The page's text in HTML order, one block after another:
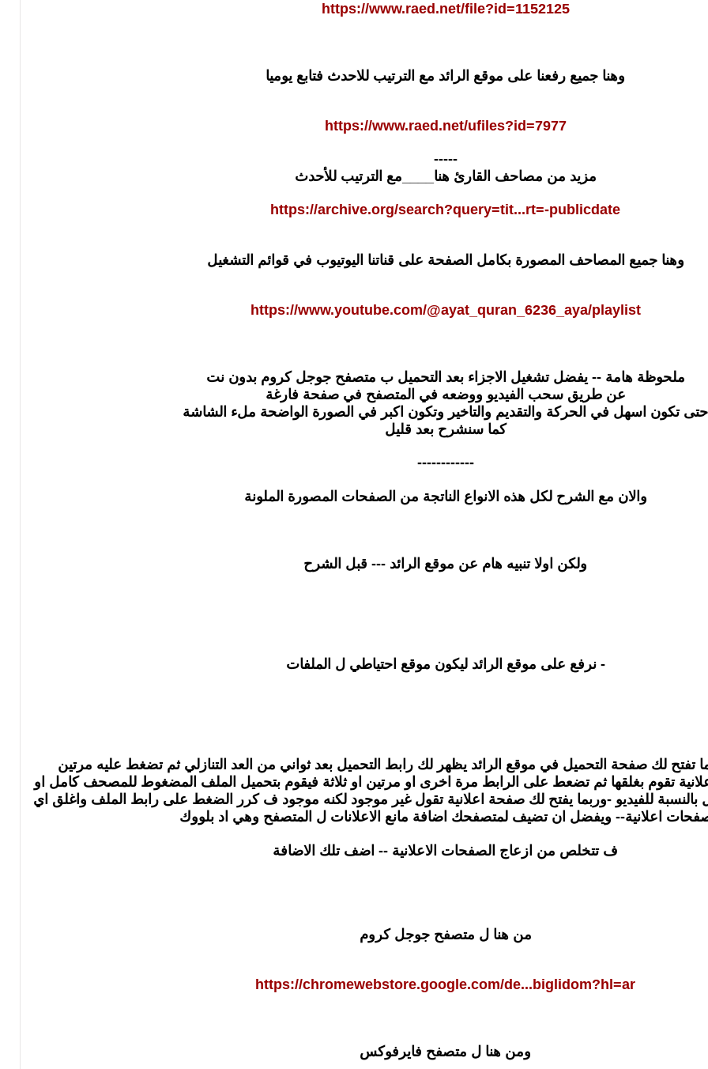
https://www.raed.net/file?id=1152125
وهنا جميع رفعنا على موقع الرائد مع الترتيب للاحدث فتابع يوميا
https://www.raed.net/ufiles?id=7977
-----
مزيد من مصاحف القارئ هنا____مع الترتيب للأحدث
https://archive.org/search?query=tit...rt=-publicdate
وهنا جميع المصاحف المصورة بكامل الصفحة على قناتنا اليوتيوب في قوائم التشغيل
https://www.youtube.com/@ayat_quran_6236_aya/playlist
ملحوظة هامة -- يفضل تشغيل الاجزاء بعد التحميل ب متصفح جوجل كروم بدون نت
عن طريق سحب الفيديو ووضعه في المتصفح في صفحة فارغة
حتى تكون اسهل في الحركة والتقديم والتاخير وتكون اكبر في الصورة الواضحة ملء الشاشة
كما سنشرح بعد قليل
------------
والان مع الشرح لكل هذه الانواع الناتجة من الصفحات المصورة الملونة
ولكن اولا تنبيه هام عن موقع الرائد --- قبل الشرح
- نرفع على موقع الرائد ليكون موقع احتياطي ل الملفات
تفتح لك صفحة التحميل في موقع الرائد يظهر لك رابط التحميل بعد ثواني من العد التنازلي ثم تضغط عليه مرتين
تقوم بغلقها ثم تضعط على الرابط مرة اخرى او مرتين او ثلاثة فيقوم بتحميل الملف المضغوط للمصحف كامل او
بالنسبة للفيديو -وربما يفتح لك صفحة اعلانية تقول غير موجود لكنه موجود ف كرر الضغط على رابط الملف واغلق اي
اعلانية-- ويفضل ان تضيف لمتصفحك اضافة مانع الاعلانات ل المتصفح وهي اد بلووك
ف تتخلص من ازعاج الصفحات الاعلانية -- اضف تلك الاضافة
من هنا ل متصفح جوجل كروم
https://chromewebstore.google.com/de...biglidom?hl=ar
ومن هنا ل متصفح فايرفوكس